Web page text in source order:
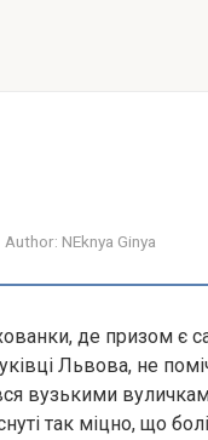
Author: NEknya Ginya
де призом є
Львова, не
вузькими
так міцно, що